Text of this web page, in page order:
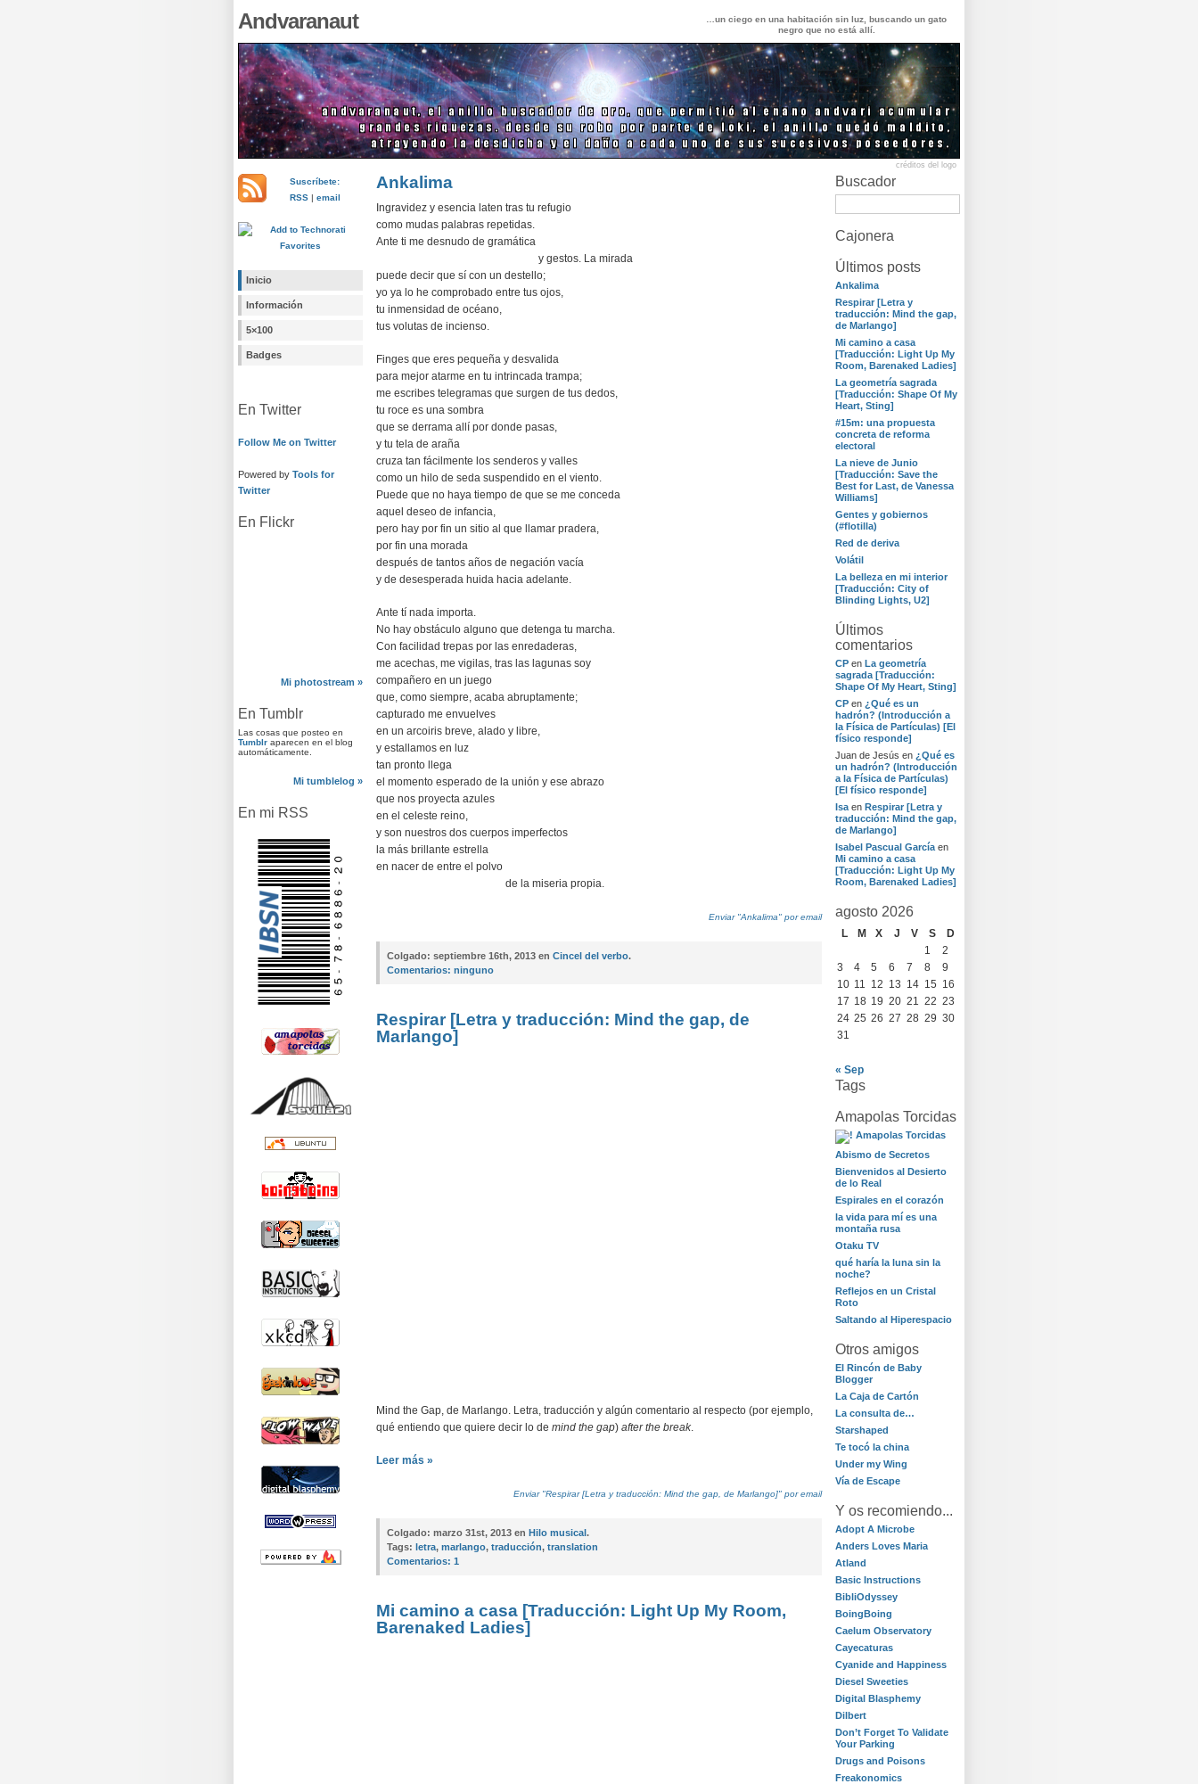
Andvaranaut
…un ciego en una habitación sin luz, buscando un gato
negro que no está allí.
créditos del logo
Suscríbete:
RSS| email
Inicio
Información
5×100
Badges
En Twitter
Follow Me on Twitter
Powered by Tools for
Twitter
En Flickr
Mi photostream »
En Tumblr
Las cosas que posteo en
Tumblr aparecen en el blog
automáticamente.
Mi tumblelog »
En mi RSS
Buscador
Cajonera
Últimos posts
Ankalima
Respirar [Letra y
traducción: Mind the gap,
de Marlango]
Mi camino a casa
[Traducción: Light Up My
Room, Barenaked Ladies]
La geometría sagrada
[Traducción: Shape Of My
Heart, Sting]
#15m: una propuesta
concreta de reforma
electoral
La nieve de Junio
[Traducción: Save the
Best for Last, de Vanessa
Williams]
Gentes y gobiernos
(#flotilla)
Red de deriva
Volátil
La belleza en mi interior
[Traducción: City of
Blinding Lights, U2]
Últimos
comentarios
CP en La geometría
sagrada [Traducción:
Shape Of My Heart, Sting]
CP en ¿Qué es un
hadrón? (Introducción a
la Física de Partículas) [El
físico responde]
Juan de Jesús en ¿Qué es
un hadrón? (Introducción
a la Física de Partículas)
[El físico responde]
Isa en Respirar [Letra y
traducción: Mind the gap,
de Marlango]
Isabel Pascual García en
Mi camino a casa
[Traducción: Light Up My
Room, Barenaked Ladies]
agosto 2026
L M X J V S
D
1
2
3
4 5 6 7 8
9
10 11 12 13 14 15 16
17 18 19 20 21 22 23
24 25 26 27 28 29 30
31
« Sep
Tags
Amapolas Torcidas
Abismo de Secretos
Bienvenidos al Desierto
de lo Real
Espirales en el corazón
la vida para mí es una
montaña rusa
Otaku TV
qué haría la luna sin la
noche?
Reflejos en un Cristal
Roto
Saltando al Hiperespacio
Otros amigos
El Rincón de Baby
Blogger
La Caja de Cartón
La consulta de…
Starshaped
Te tocó la china
Under my Wing
Vía de Escape
Y os recomiendo...
Adopt A Microbe
Anders Loves Maria
Atland
Basic Instructions
BibliOdyssey
BoingBoing
Caelum Observatory
Cayecaturas
Cyanide and Happiness
Diesel Sweeties
Digital Blasphemy
Dilbert
Don’t Forget To Validate
Your Parking
Drugs and Poisons
Freakonomics
Ankalima
Ingravidez y esencia laten tras tu refugio
como mudas palabras repetidas.
Ante ti me desnudo de gramática
y gestos. La mirada
puede decir que sí con un destello;
yo ya lo he comprobado entre tus ojos,
tu inmensidad de océano,
tus volutas de incienso.
Finges que eres pequeña y desvalida
para mejor atarme en tu intrincada trampa;
me escribes telegramas que surgen de tus dedos,
tu roce es una sombra
que se derrama allí por donde pasas,
y tu tela de araña
cruza tan fácilmente los senderos y valles
como un hilo de seda suspendido en el viento.
Puede que no haya tiempo de que se me conceda
aquel deseo de infancia,
pero hay por fin un sitio al que llamar pradera,
por fin una morada
después de tantos años de negación vacía
y de desesperada huida hacia adelante.
Ante tí nada importa.
No hay obstáculo alguno que detenga tu marcha.
Con facilidad trepas por las enredaderas,
me acechas, me vigilas, tras las lagunas soy
compañero en un juego
que, como siempre, acaba abruptamente;
capturado me envuelves
en un arcoiris breve, alado y libre,
y estallamos en luz
tan pronto llega
el momento esperado de la unión y ese abrazo
que nos proyecta azules
en el celeste reino,
y son nuestros dos cuerpos imperfectos
la más brillante estrella
en nacer de entre el polvo
de la miseria propia.
Enviar "Ankalima" por email
Colgado: septiembre 16th, 2013 en Cincel del verbo.
Comentarios: ninguno
Respirar [Letra y traducción: Mind the gap, de
Marlango]
Mind the Gap, de Marlango. Letra, traducción y algún comentario al respecto (por ejemplo,
qué entiendo que quiere decir lo de mind the gap) after the break.
Leer más »
Enviar "Respirar [Letra y traducción: Mind the gap, de Marlango]" por email
Colgado: marzo 31st, 2013 en Hilo musical.
Tags: letra, marlango, traducción, translation
Comentarios: 1
Mi camino a casa [Traducción: Light Up My Room,
Barenaked Ladies]